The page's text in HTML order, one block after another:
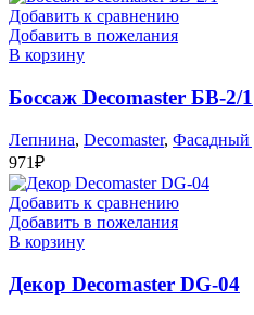
Добавить к сравнению
Добавить в пожелания
В корзину
Боссаж Decomaster БВ-2/1
Лепнина, Decomaster, Фасадный
971₽
Добавить к сравнению
Добавить в пожелания
В корзину
Декор Decomaster DG-04